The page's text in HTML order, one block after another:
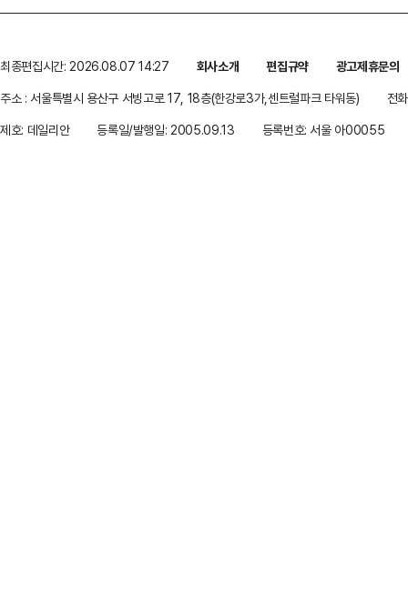
최종편집시간: 2026.08.07 14:27 회사소개 편집규약
광고제휴문의
주소 : 서울특별시 용산구 서빙고로 17, 18층(한강로3가,센트럴파크 타워동)
전
제호: 데일리안
등록일/발행일: 2005.09.13 등록번호: 서울 아00055